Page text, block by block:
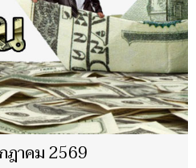
ฎาคม 2569